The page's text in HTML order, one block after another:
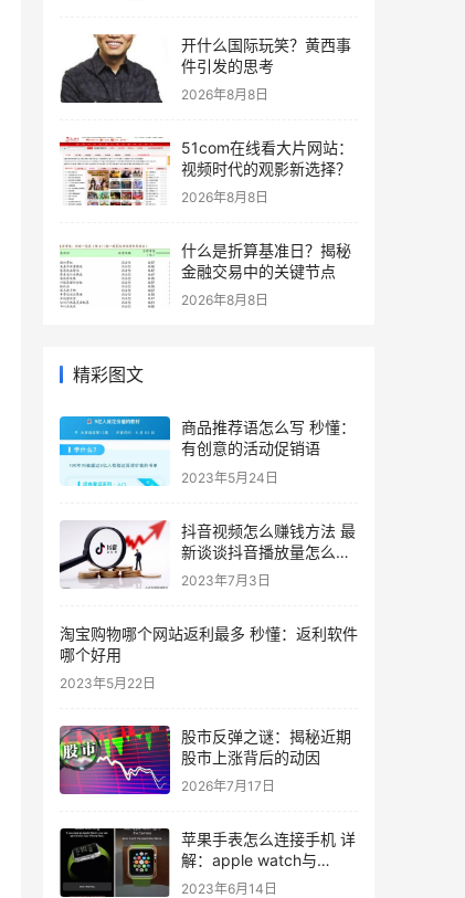
开什么国际玩笑？黄西事
件引发的思考
2026年8月8日
51com在线看大片网站：
视频时代的观影新选择？
2026年8月8日
什么是折算基准日？揭秘
金融交易中的关键节点
2026年8月8日
精彩图文
商品推荐语怎么写 秒懂：
有创意的活动促销语
2023年5月24日
抖音视频怎么赚钱方法 最
新谈谈抖音播放量怎么算
收入
2023年7月3日
淘宝购物哪个网站返利最多 秒懂：返利软件
哪个好用
2023年5月22日
股市反弹之谜：揭秘近期
股市上涨背后的动因
2026年7月17日
苹果手表怎么连接手机 详
解：apple watch与
iPhone手机配对详解
2023年6月14日